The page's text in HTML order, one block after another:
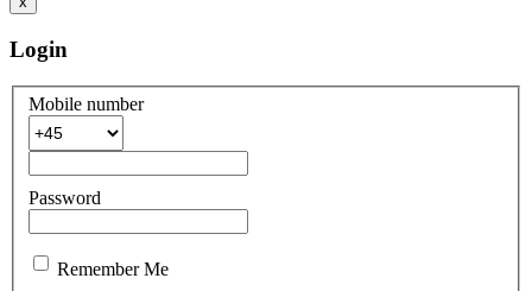
Login
Mobile number
Password
Remember Me